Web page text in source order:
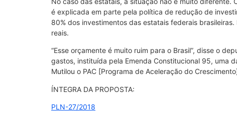
é explicada em parte pela política de redução de
80% dos investimentos das estatais federais
reais.
“Esse orçamente é muito ruim para o Brasil”, disse o
gastos, instituída pela Emenda Constitucional 95, uma
Mutilou o PAC [Programa de Aceleração do
ÍNTEGRA DA PROPOSTA:
PLN-27/2018